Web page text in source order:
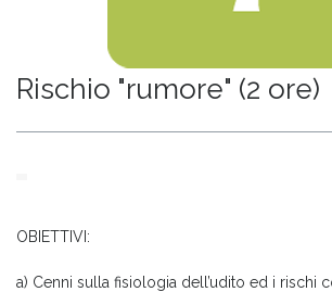
Rischio "rumore" (2 ore)
OBIETTIVI:
a) Cenni sulla fisiologia dell’udito ed i rischi